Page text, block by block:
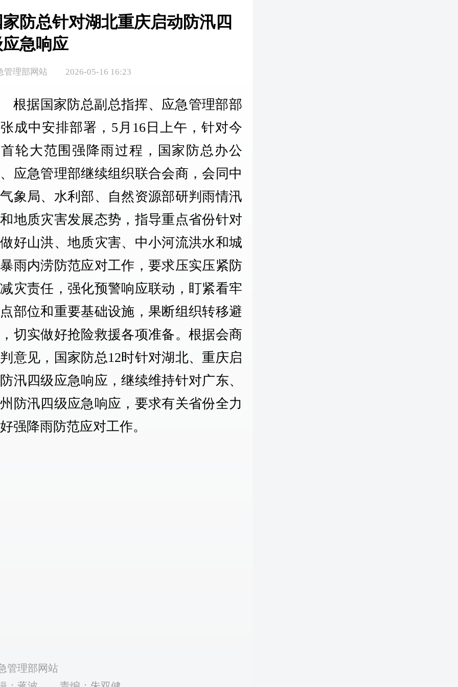
防总针对湖北重庆启动防汛四
急响应
管理部网站 2026-05-16 16:23
根据国家防总副总指挥、应急管理部部
成中安排部署，5月16日上午，针对今
轮大范围强降雨过程，国家防总办公
应急管理部继续组织联合会商，会同中
象局、水利部、自然资源部研判雨情汛
地质灾害发展态势，指导重点省份针对
好山洪、地质灾害、中小河流洪水和城
雨内涝防范应对工作，要求压实压紧防
灾责任，强化预警响应联动，盯紧看牢
部位和重要基础设施，果断组织转移避
切实做好抢险救援各项准备。根据会商
意见，国家防总12时针对湖北、重庆启
汛四级应急响应，继续维持针对广东、
防汛四级应急响应，要求有关省份全力
强降雨防范应对工作。
管理部网站